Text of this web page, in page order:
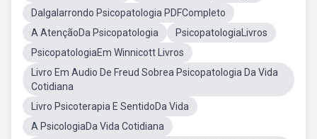
Dalgalarrondo Psicopatologia PDFCompleto
A AtençãoDa Psicopatologia
PsicopatologiaLivros
PsicopatologiaEm Winnicott Livros
Livro Em Audio De Freud Sobrea Psicopatologia Da Vida
Cotidiana
Livro Psicoterapia E SentidoDa Vida
A PsicologiaDa Vida Cotidiana